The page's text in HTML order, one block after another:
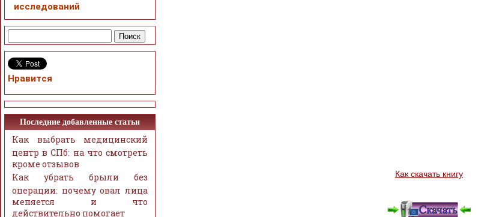
Как скачать книгу
исследований
Нравится
Последние добавленные статьи
Как выбрать медицинский
центр в СПб: на что смотреть
кроме отзывов
Как убрать брыли без
операции: почему овал лица
меняется и что
действительно помогает